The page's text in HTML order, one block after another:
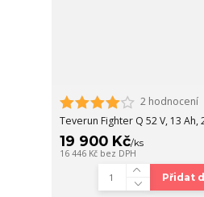
2 hodnocení
Teverun Fighter Q 52 V, 13 Ah,
19 900 Kč/ks
16 446 Kč bez DPH
Přidat